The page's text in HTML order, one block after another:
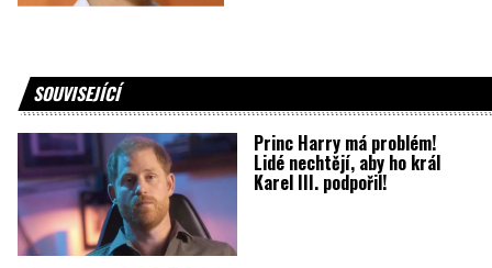
SOUVISEJÍCÍ
Princ Harry má problém!
Lidé nechtějí, aby ho král
Karel III. podpořil!